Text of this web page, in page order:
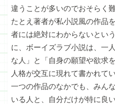
違うことが多いのでおそらく
たとえ著者が私小説風の作品
者には絶対にわからないとい
に、ボーイズラブ小説は、一
な人」と「自身の願望や欲求
人格が交互に現れて書かれて
一つの作品のなかでも、みん
いる人と、自分だけが特に良